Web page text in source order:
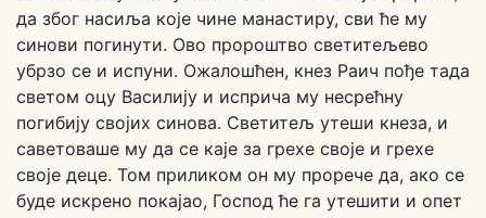
да због насиља које чине манастиру, сви ће му
синови погинути. Ово пророштво светитељево
убрзо се и испуни. Ожалошћен, кнез Раич пође тада
светом оцу Василију и исприча му несрећну
погибију својих синова. Светитељ утеши кнеза, и
саветоваше му да се каје за грехе своје и грехе
своје деце. Том приликом он му прорече да, ако се
буде искрено покајао, Господ ће га утешити и опет